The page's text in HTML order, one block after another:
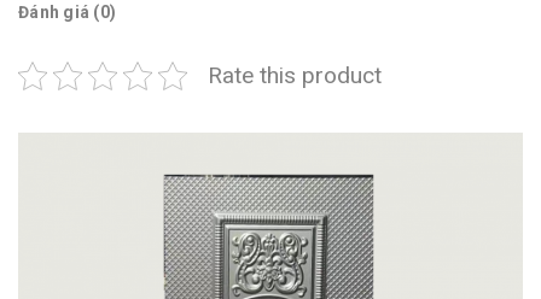
Đánh giá (0)
Rate this product